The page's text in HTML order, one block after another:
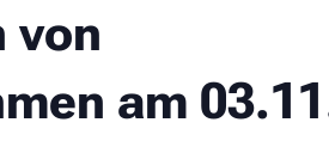
von
am